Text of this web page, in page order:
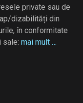
private sau de
dizabilități din
în conformitate
sale: mai mult …